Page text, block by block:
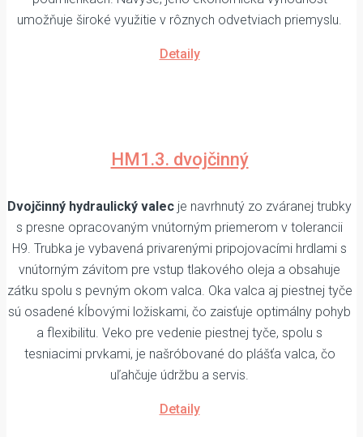
umožňuje široké využitie v rôznych odvetviach priemyslu.
Detaily
HM1.3. dvojčinný
Dvojčinný hydraulický valec je navrhnutý zo zváranej trubky
s presne opracovaným vnútorným priemerom v tolerancii
H9. Trubka je vybavená privarenými pripojovacími hrdlami s
vnútorným závitom pre vstup tlakového oleja a obsahuje
zátku spolu s pevným okom valca. Oka valca aj piestnej tyče
sú osadené kĺbovými ložiskami, čo zaisťuje optimálny pohyb
a flexibilitu. Veko pre vedenie piestnej tyče, spolu s
tesniacimi prvkami, je našróbované do plášťa valca, čo
uľahčuje údržbu a servis.
Detaily